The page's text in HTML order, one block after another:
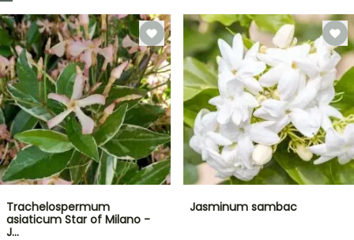
Trachelospermum
asiaticum Star of Milano -
J…
Jasminum sambac